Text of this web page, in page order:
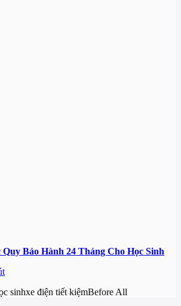
Bảo Hành 24 Tháng Cho Học Sinh
sinhxe điện tiết kiệmBefore All